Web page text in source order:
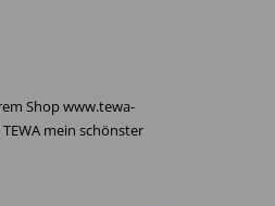
Shop www.tewa-
mein schönster